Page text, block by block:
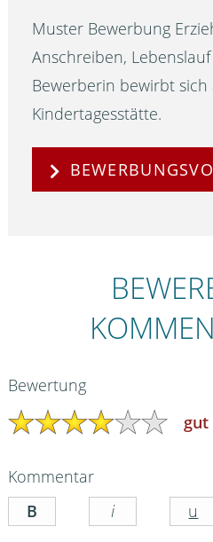
Muster Bewerbung
Anschreiben,
Bewerberin bewirbt
Kindertagesstätte.
Bewertung
gut
Kommentar